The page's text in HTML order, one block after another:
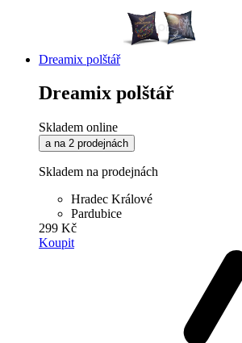
Dreamix polštář
Dreamix polštář
Skladem online
a na 2 prodejnách
Skladem na prodejnách
Hradec Králové
Pardubice
299 Kč
Koupit